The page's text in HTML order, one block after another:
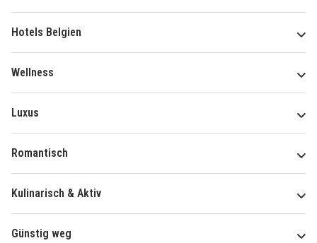
Hotels Belgien
Wellness
Luxus
Romantisch
Kulinarisch & Aktiv
Günstig weg